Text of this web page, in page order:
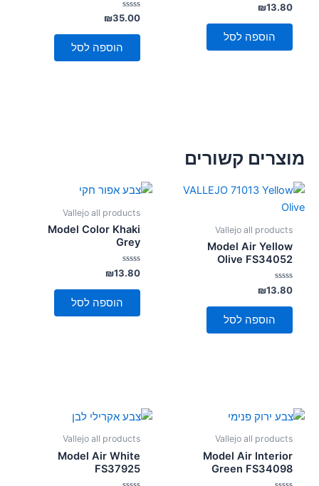
דורג
0
מתוך
₪13.80
הוספה לסל
דורג
0
מתוך
₪35.00
הוספה לסל
מוצרים קשורים
Vallejo all products
Model Air Yellow
Olive FS34052
דורג
0
מתוך
₪13.80
הוספה לסל
Vallejo all products
Model Color Khaki
Grey
דורג
0
מתוך
₪13.80
הוספה לסל
Vallejo all products
Model Air Interior
Green FS34098
Vallejo all products
Model Air White
FS37925